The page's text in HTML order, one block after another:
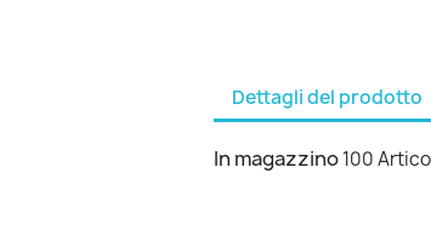
Dettagli del prodotto
In magazzino100